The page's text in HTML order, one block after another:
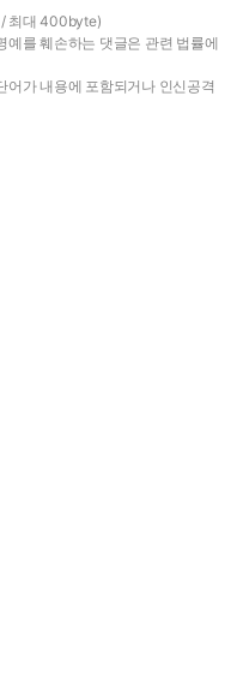
최대 400byte)
예를 훼손하는 댓글은 관련 법률에
가 내용에 포함되거나 인신공격